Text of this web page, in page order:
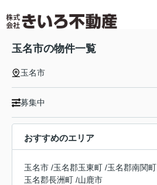
玉名市の物件一覧
玉名市
募集中
おすすめのエリア
玉名市 /玉名郡玉東町 /玉名郡南関町
玉名郡長洲町 /山鹿市